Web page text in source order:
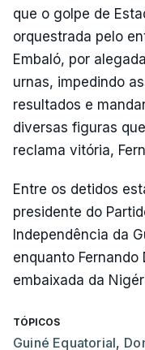
que o golpe de
orquestrada pelo
Embaló, por
urnas, impedindo
resultados e
diversas figuras
reclama vitória,
Entre os detidos
presidente do
Independência da
enquanto
embaixada da
TÓPICOS
Guiné Equatorial,